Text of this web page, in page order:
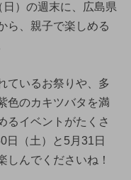
）の週末に、広島県
ら、親子で楽しめる
ているお祭りや、多
色のカキツバタを満
るイベントがたくさ
日（土）と5月31日
しんでくださいね！